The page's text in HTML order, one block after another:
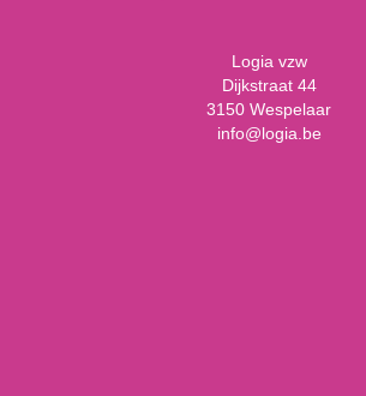
Logia vzw
Dijkstraat 44
3150 Wespelaar
info@logia.be